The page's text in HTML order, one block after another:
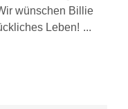
wünschen Billie
Leben!